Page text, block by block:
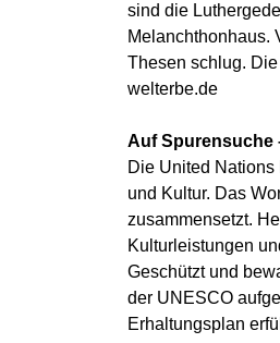
sind die
Melanchthonhaus.
Thesen schlug.
welterbe.de
Auf Spurensuche
Die United
und Kultur. Das
zusammensetzt.
Kulturleistungen
Geschützt und
der UNESCO
Erhaltungsplan